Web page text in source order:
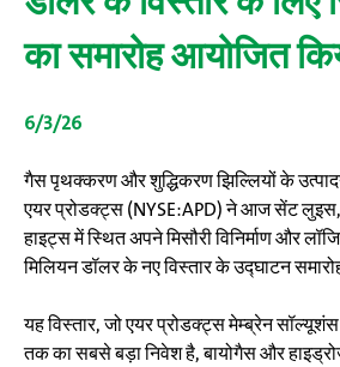
का समारोह आयोजित
6/3/26
गैस पृथक्करण और शुद्धिकरण झिल्लियों के
एयर प्रोडक्ट्स (NYSE:APD) ने आज सेंट लुइस,
हाइट्स में स्थित अपने मिसौरी विनिर्माण और
मिलियन डॉलर के नए विस्तार के उद्घाटन
यह विस्तार, जो एयर प्रोडक्ट्स मेम्ब्रेन
तक का सबसे बड़ा निवेश है, बायोगैस और